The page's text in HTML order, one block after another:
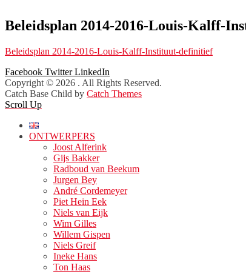
Beleidsplan 2014-2016-Louis-Kalff-
Beleidsplan 2014-2016-Louis-Kalff-Instituut-definitief
Facebook Twitter LinkedIn
Copyright © 2026 . All Rights Reserved.
Catch Base Child by Catch Themes
Scroll Up
ONTWERPERS
Joost Alferink
Gijs Bakker
Radboud van Beekum
Jurgen Bey
André Cordemeyer
Piet Hein Eek
Niels van Eijk
Wim Gilles
Willem Gispen
Niels Greif
Ineke Hans
Ton Haas